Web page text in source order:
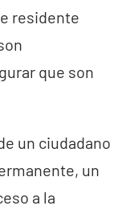
residente
que son
un ciudadano
un
a la